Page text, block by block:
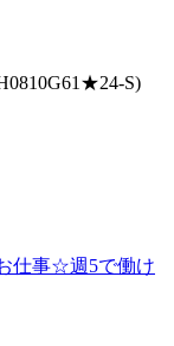
S)
仕事☆週5で働け